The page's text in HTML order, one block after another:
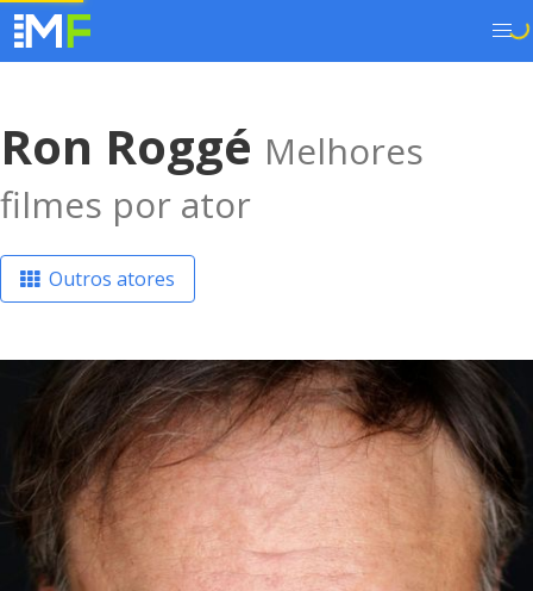
Ron Roggé Melhores
filmes por ator
Outros atores